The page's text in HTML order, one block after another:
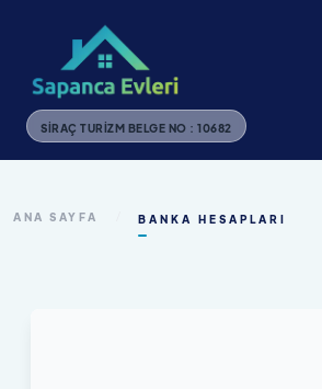
SIRAÇ TURIZM BELGE NO : 10682
ANA SAYFA BANKA HESAPLARI